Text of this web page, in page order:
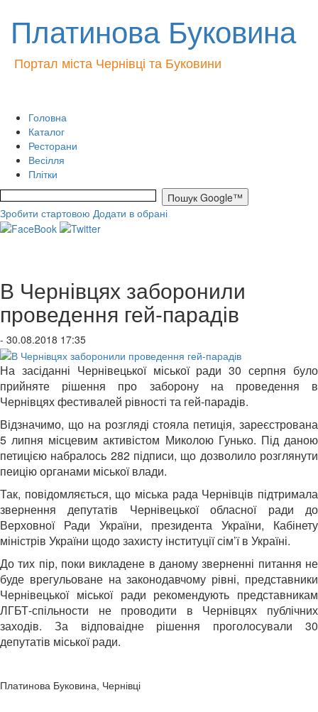
Платинова Буковина
Портал міста Чернівці та Буковини
Головна
Каталог
Ресторани
Весілля
Плітки
Зробити стартовою Додати в обрані
В Чернівцях заборонили
проведення гей-парадів
- 30.08.2018 17:35
На засіданні Чернівецької міської ради 30 серпня було
прийняте рішення про заборону на проведення в
Чернівцях фестивалей рівності та гей-парадів.
Відзначимо, що на розгляді стояла петиція, зареєстрована
5 липня місцевим активістом Миколою Гунько. Під даною
петицією набралось 282 підписи, що дозволило розглянути
пеицію органами міської влади.
Так, повідомляється, що міська рада Чернівців підтримала
звернення депутатів Чернівецької обласної ради до
Верховної Ради України, президента України, Кабінету
міністрів України щодо захисту інституції сім’ї в Україні.
До тих пір, поки викладене в даному зверненні питання не
буде врегульоване на законодавчому рівні, представники
Чернівецької міської ради рекомендують представникам
ЛГБТ-спільности не проводити в Чернівцях публічних
заходів. За відповаідне рішення проголосували 30
депутатів міської ради.
Платинова Буковина, Чернівці